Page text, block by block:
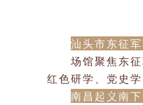
汕头市东征
场馆聚焦东
红色研学、党史学
南昌起义南